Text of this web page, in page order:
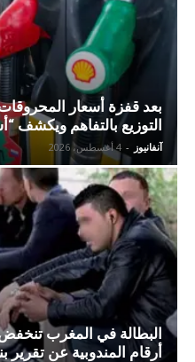
بعد قفزة أسعار
التوزيع بالتفاهم ويكشف
آنفانيوز - 4 أغسطس، 2026
أرقام المندوبية عن تقرير